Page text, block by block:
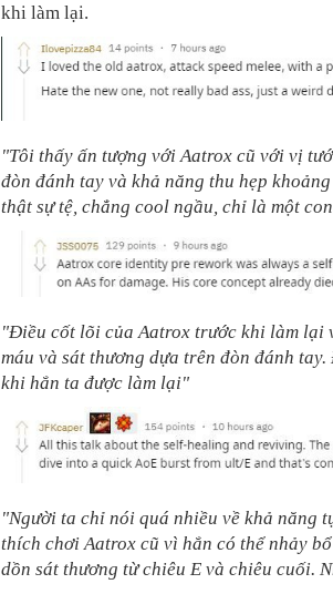
khi làm lại.
"Tôi thấy ấn tượng với Aatrox cũ với vị
đòn đánh tay và khả năng thu hẹp
thật sự tệ, chẳng cool ngầu, chỉ là một
"Điều cốt lõi của Aatrox trước khi làm lại
máu và sát thương dựa trên đòn đánh
khi hắn ta được làm lại"
"Người ta chỉ nói quá nhiều về khả năng
thích chơi Aatrox cũ vì hắn có thể nhảy
dồn sát thương từ chiêu E và chiêu cuối.